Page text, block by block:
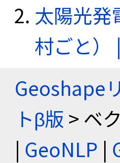
太陽光発
村ごと）
Geoshape
トβ版 > ベ
| GeoNLP |